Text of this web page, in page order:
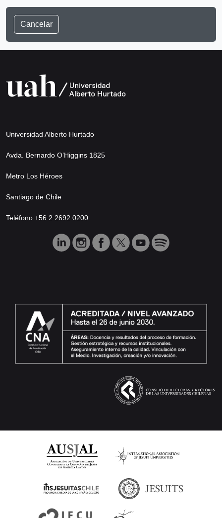
Cancelar
Universidad Alberto Hurtado
Avda. Bernardo O’Higgins 1825
Metro Los Héroes
Santiago de Chile
Teléfono +56 2 2692 0200